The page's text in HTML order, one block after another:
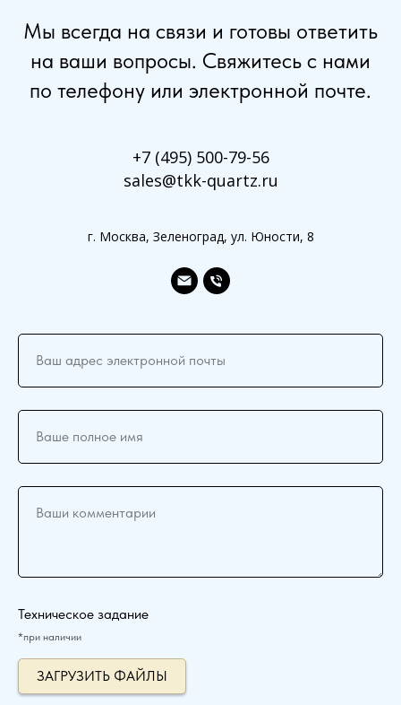
Мы всегда на связи и готовы ответить
на ваши вопросы. Свяжитесь с нами
по телефону или электронной почте.
+7 (495) 500-79-56
sales@tkk-quartz.ru
г. Москва, Зеленоград, ул. Юности, 8
Ваш адрес электронной почты
Ваше полное имя
Ваши комментарии
Техническое задание
*при наличии
ЗАГРУЗИТЬ ФАЙЛЫ